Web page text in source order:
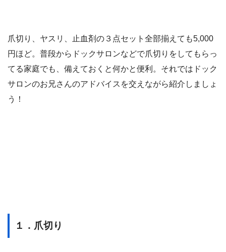
爪切り、ヤスリ、止血剤の３点セット全部揃えても5,000
円ほど。普段からドックサロンなどで爪切りをしてもらっ
てる家庭でも、備えておくと何かと便利。それではドック
サロンのお兄さんのアドバイスを交えながら紹介しましょ
う！
１．爪切り